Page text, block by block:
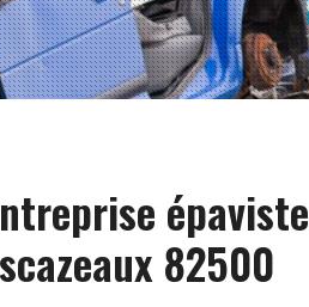
épaviste
82500